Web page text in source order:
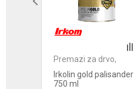
Premazi za drvo,
Irkolin gold palisander
750 ml